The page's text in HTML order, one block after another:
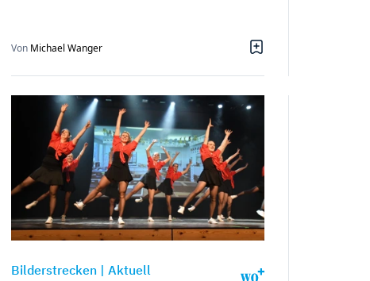
Von Michael Wanger
Bilderstrecken | Aktuell